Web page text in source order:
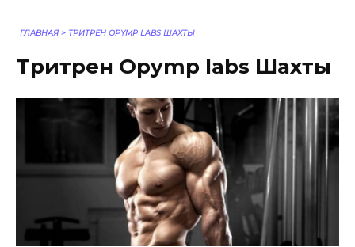
ГЛАВНАЯ > ТРИТРЕН OPYMP LABS ШАХТЫ
Тритрен Opymp labs Шахты